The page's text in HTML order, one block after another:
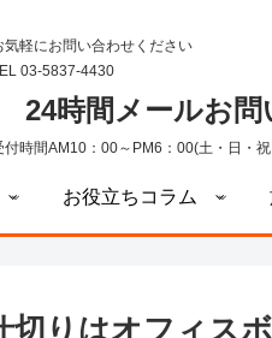
気軽にお問い合わせください
03-5837-4430
24時間メールお問
付時間AM10：00～PM6：00(土・日・
お役立ちコラム
切りはオフィス